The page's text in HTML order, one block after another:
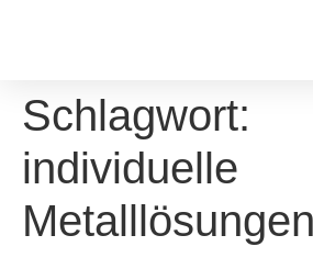
Schlagwort:
individuelle
Metalllösungen